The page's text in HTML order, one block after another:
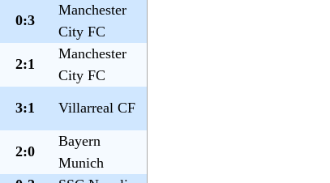
0:3
Manchester
City FC
2:1
Manchester
City FC
3:1 Villarreal CF
2:0
Bayern
Munich